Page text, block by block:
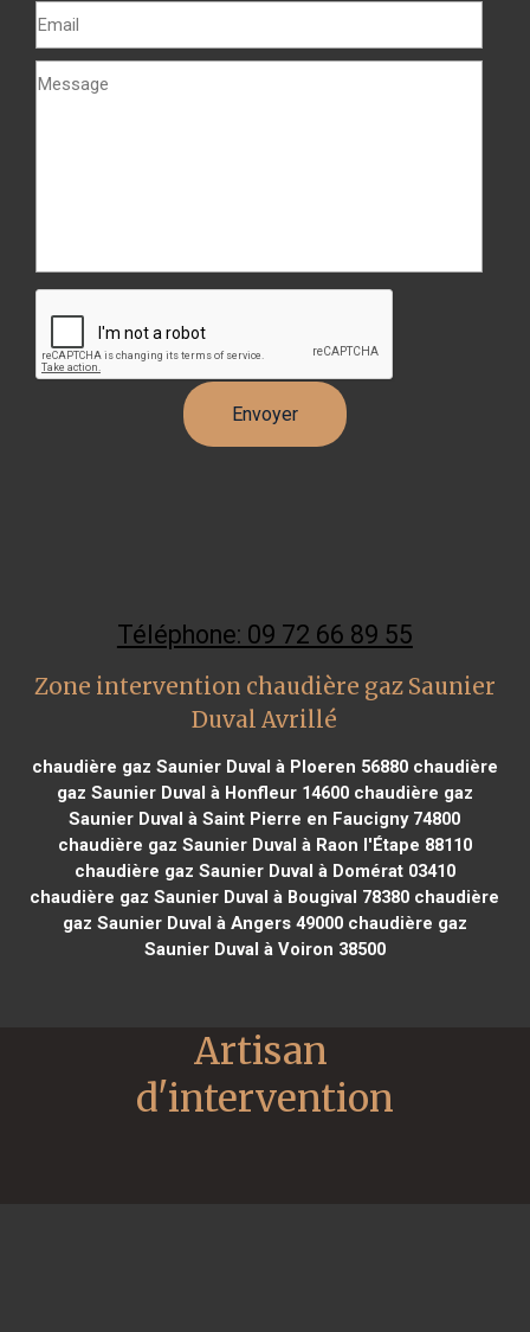
Téléphone: 09 72 66 89 55
Zone intervention chaudière gaz Saunier
Duval Avrillé
chaudière gaz Saunier Duval à Ploeren 56880chaudière
gaz Saunier Duval à Honfleur 14600chaudière gaz
Saunier Duval à Saint Pierre en Faucigny 74800
chaudière gaz Saunier Duval à Raon l'Étape 88110
chaudière gaz Saunier Duval à Domérat 03410
chaudière gaz Saunier Duval à Bougival 78380 chaudière
gaz Saunier Duval à Angers 49000chaudière gaz
Saunier Duval à Voiron 38500
Artisan
d'intervention